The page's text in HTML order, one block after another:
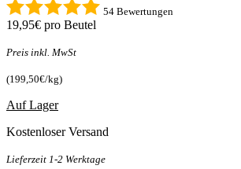
54 Bewertungen
19,95€ pro Beutel
Preis inkl. MwSt
(199,50€/kg)
Auf Lager
Kostenloser Versand
Lieferzeit 1-2 Werktage